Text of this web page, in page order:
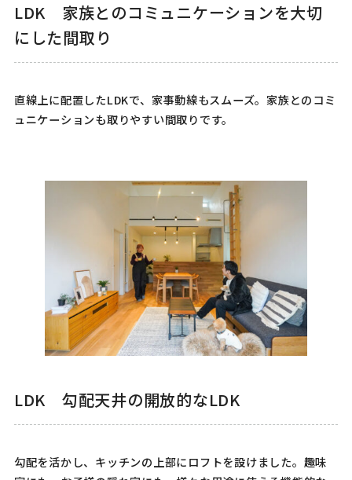
LDK 家族とのコミュニケーションを大切
にした間取り
直線上に配置したLDKで、家事動線もスムーズ。家族とのコミ
ュニケーションも取りやすい間取りです。
LDK 勾配天井の開放的なLDK
勾配を活かし、キッチンの上部にロフトを設けました。趣味